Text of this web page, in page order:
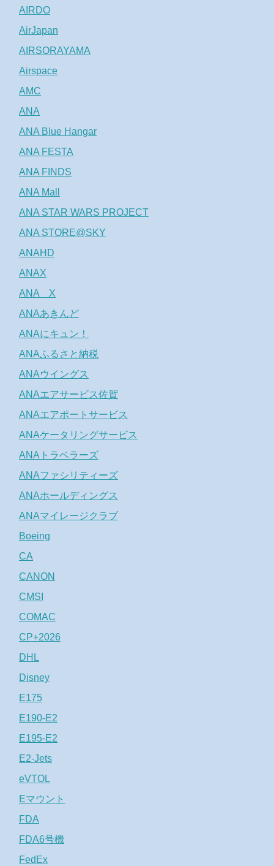
AIRDO
AirJapan
AIRSORAYAMA
Airspace
AMC
ANA
ANA Blue Hangar
ANA FESTA
ANA FINDS
ANA Mall
ANA STAR WARS PROJECT
ANA STORE@SKY
ANAHD
ANAX
ANA X
ANAあきんど
ANAにキュン！
ANAふるさと納税
ANAウイングス
ANAエアサービス佐賀
ANAエアポートサービス
ANAケータリングサービス
ANAトラベラーズ
ANAファシリティーズ
ANAホールディングス
ANAマイレージクラブ
Boeing
CA
CANON
CMSI
COMAC
CP+2026
DHL
Disney
E175
E190-E2
E195-E2
E2-Jets
eVTOL
Eマウント
FDA
FDA6号機
FedEx